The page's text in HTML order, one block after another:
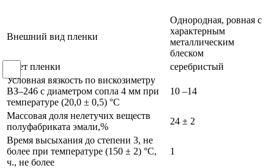
Внешний вид пленки
Однородная, ровная с
характерным
металлическим
блеском
Цвет пленки
серебристый
Условная вязкость по вискозиметру
ВЗ–246 с диаметром сопла 4 мм при
температуре (20,0 ± 0,5) °C
10 –14
Массовая доля нелетучих веществ
полуфабриката эмали,%
24 ± 2
Время высыхания до степени 3, не
более при температуре (150 ± 2) °C,
ч., не более
1